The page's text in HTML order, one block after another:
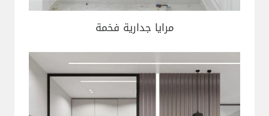
مرايا جدارية فخمة